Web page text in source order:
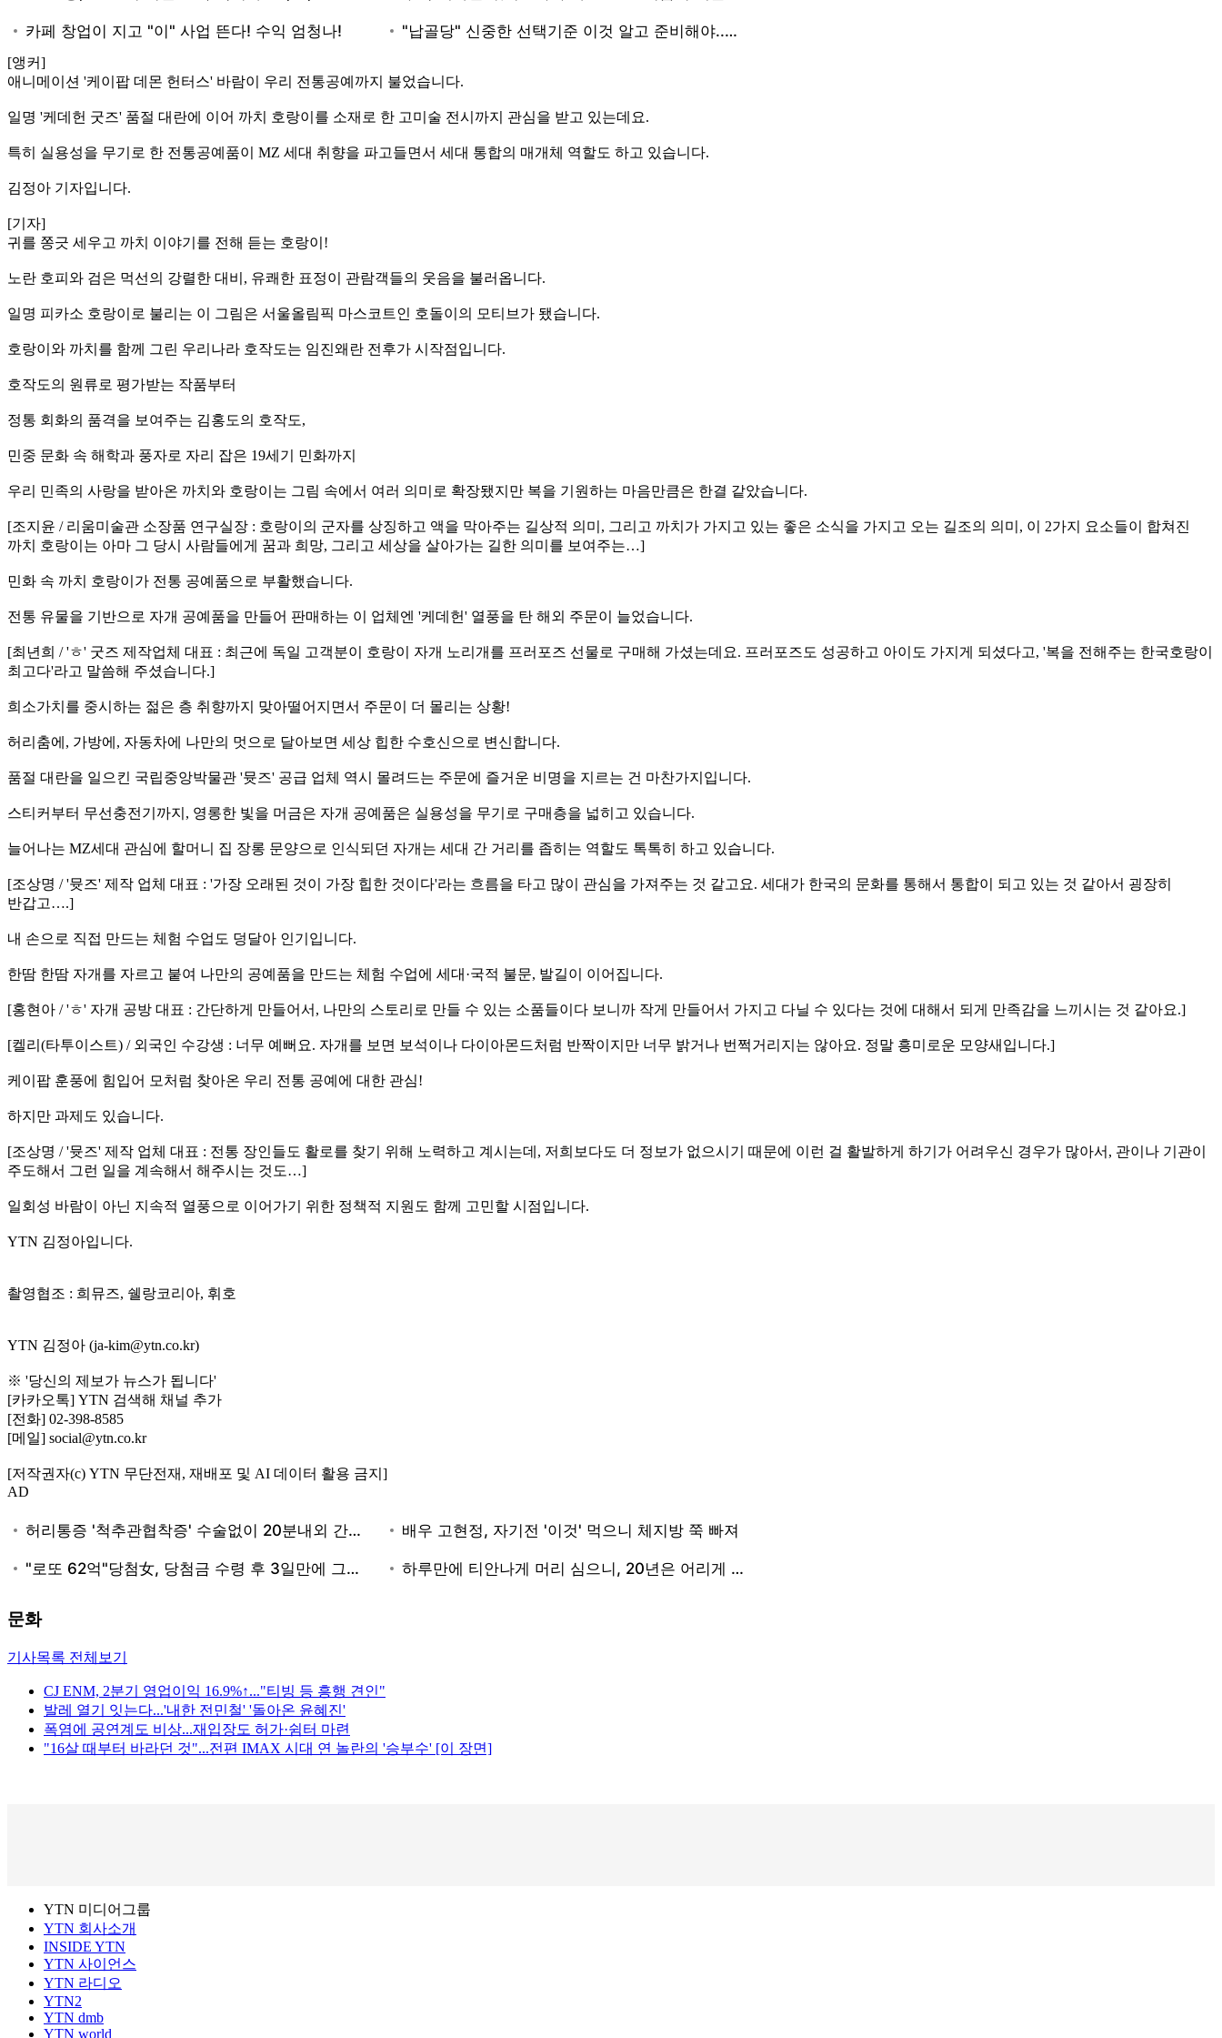
[앵커]
애니메이션 '케이팝 데몬 헌터스' 바람이 우리 전통공예까지 불었습니다.
일명 '케데헌 굿즈' 품절 대란에 이어 까치 호랑이를 소재로 한 고미술 전시까지 관심을 받고 있는데요.
특히 실용성을 무기로 한 전통공예품이 MZ 세대 취향을 파고들면서 세대 통합의 매개체 역할도 하고 있습니다.
김정아 기자입니다.
[기자]
귀를 쫑긋 세우고 까치 이야기를 전해 듣는 호랑이!
노란 호피와 검은 먹선의 강렬한 대비, 유쾌한 표정이 관람객들의 웃음을 불러옵니다.
일명 피카소 호랑이로 불리는 이 그림은 서울올림픽 마스코트인 호돌이의 모티브가 됐습니다.
호랑이와 까치를 함께 그린 우리나라 호작도는 임진왜란 전후가 시작점입니다.
호작도의 원류로 평가받는 작품부터
정통 회화의 품격을 보여주는 김홍도의 호작도,
민중 문화 속 해학과 풍자로 자리 잡은 19세기 민화까지
우리 민족의 사랑을 받아온 까치와 호랑이는 그림 속에서 여러 의미로 확장됐지만 복을 기원하는 마음만큼은 한결 같았습니다.
[조지윤 / 리움미술관 소장품 연구실장 : 호랑이의 군자를 상징하고 액을 막아주는 길상적 의미, 그리고 까치가 가지고 있는 좋은 소식을 가지고 오는 길조의 의미, 이 2가지 요소들이 합쳐진
까치 호랑이는 아마 그 당시 사람들에게 꿈과 희망, 그리고 세상을 살아가는 길한 의미를 보여주는…]
민화 속 까치 호랑이가 전통 공예품으로 부활했습니다.
전통 유물을 기반으로 자개 공예품을 만들어 판매하는 이 업체엔 '케데헌' 열풍을 탄 해외 주문이 늘었습니다.
[최년희 / 'ㅎ' 굿즈 제작업체 대표 : 최근에 독일 고객분이 호랑이 자개 노리개를 프러포즈 선물로 구매해 가셨는데요. 프러포즈도 성공하고 아이도 가지게 되셨다고, '복을 전해주는 한국호랑이
최고다'라고 말씀해 주셨습니다.]
희소가치를 중시하는 젊은 층 취향까지 맞아떨어지면서 주문이 더 몰리는 상황!
허리춤에, 가방에, 자동차에 나만의 멋으로 달아보면 세상 힙한 수호신으로 변신합니다.
품절 대란을 일으킨 국립중앙박물관 '뮷즈' 공급 업체 역시 몰려드는 주문에 즐거운 비명을 지르는 건 마찬가지입니다.
스티커부터 무선충전기까지, 영롱한 빛을 머금은 자개 공예품은 실용성을 무기로 구매층을 넓히고 있습니다.
늘어나는 MZ세대 관심에 할머니 집 장롱 문양으로 인식되던 자개는 세대 간 거리를 좁히는 역할도 톡톡히 하고 있습니다.
[조상명 / '뮷즈' 제작 업체 대표 : '가장 오래된 것이 가장 힙한 것이다'라는 흐름을 타고 많이 관심을 가져주는 것 같고요. 세대가 한국의 문화를 통해서 통합이 되고 있는 것 같아서 굉장히
반갑고….]
내 손으로 직접 만드는 체험 수업도 덩달아 인기입니다.
한땀 한땀 자개를 자르고 붙여 나만의 공예품을 만드는 체험 수업에 세대·국적 불문, 발길이 이어집니다.
[홍현아 / 'ㅎ' 자개 공방 대표 : 간단하게 만들어서, 나만의 스토리로 만들 수 있는 소품들이다 보니까 작게 만들어서 가지고 다닐 수 있다는 것에 대해서 되게 만족감을 느끼시는 것 같아요.]
[켈리(타투이스트) / 외국인 수강생 : 너무 예뻐요. 자개를 보면 보석이나 다이아몬드처럼 반짝이지만 너무 밝거나 번쩍거리지는 않아요. 정말 흥미로운 모양새입니다.]
케이팝 훈풍에 힘입어 모처럼 찾아온 우리 전통 공예에 대한 관심!
하지만 과제도 있습니다.
[조상명 / '뮷즈' 제작 업체 대표 : 전통 장인들도 활로를 찾기 위해 노력하고 계시는데, 저희보다도 더 정보가 없으시기 때문에 이런 걸 활발하게 하기가 어려우신 경우가 많아서, 관이나 기관이
주도해서 그런 일을 계속해서 해주시는 것도…]
일회성 바람이 아닌 지속적 열풍으로 이어가기 위한 정책적 지원도 함께 고민할 시점입니다.
YTN 김정아입니다.
촬영협조 : 희뮤즈, 쉘랑코리아, 휘호
YTN 김정아 (ja-kim@ytn.co.kr)
※ '당신의 제보가 뉴스가 됩니다'
[카카오톡] YTN 검색해 채널 추가
[전화] 02-398-8585
[메일] social@ytn.co.kr
[저작권자(c) YTN 무단전재, 재배포 및 AI 데이터 활용 금지]
AD
문화
기사목록 전체보기
CJ ENM, 2분기 영업이익 16.9%↑..."티빙 등 흥행 견인"
발레 열기 잇는다...'내한 전민철' '돌아온 윤혜진'
폭염에 공연계도 비상...재입장도 허가·쉼터 마련
"16살 때부터 바라던 것"...전편 IMAX 시대 연 놀란의 '승부수' [이 장면]
YTN 미디어그룹
YTN 회사소개
INSIDE YTN
YTN 사이언스
YTN 라디오
YTN2
YTN dmb
YTN world